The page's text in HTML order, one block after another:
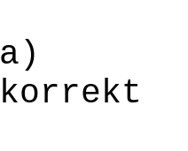
a)
korrekt